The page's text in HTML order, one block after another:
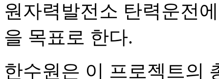
원자력발전소 탄력운전
을 목표로 한다.
한수원은 이 프로젝트의